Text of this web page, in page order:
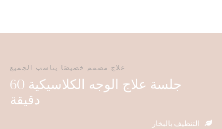
علاج مصمم خصيصًا يناسب الجميع
جلسة علاج الوجه الكلاسيكية 60
دقيقة
التنظيف بالبخار